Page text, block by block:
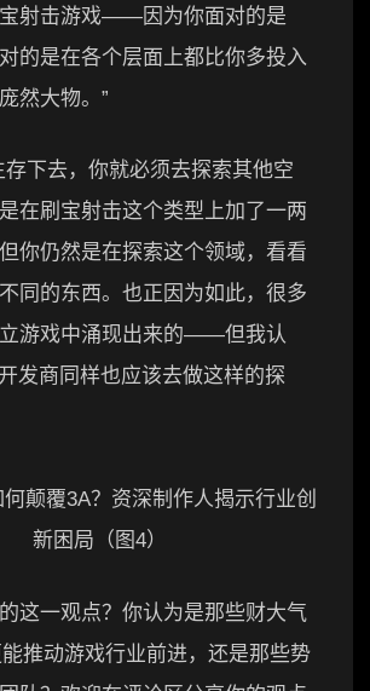
宝射击游戏——因为你面对的是
对的是在各个层面上都比你多投入
然大物。”
存下去，你就必须去探索其他空
在刷宝射击这个类型上加了一两
你仍然是在探索这个领域，看看
同的东西。也正因为如此，很多
游戏中涌现出来的——但我认
发商同样也应该去做这样的探
这一观点？你认为是那些财大气
推动游戏行业前进，还是那些势